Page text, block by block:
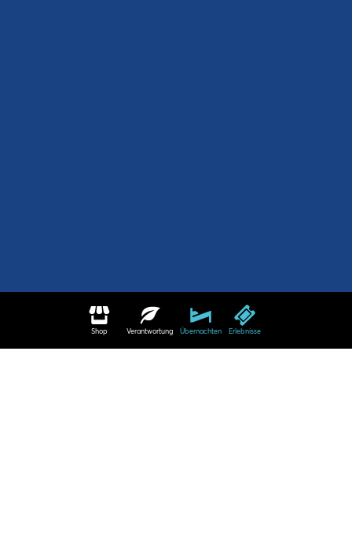
Shop Verantwortung Übernachten Erlebnisse